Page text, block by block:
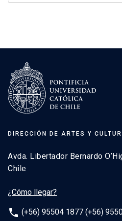
DIRECCIÓN DE ARTES Y
Avda. Libertador Bernardo
Chile
¿Cómo llegar?
phone (+56) 95504 1877 (+56)